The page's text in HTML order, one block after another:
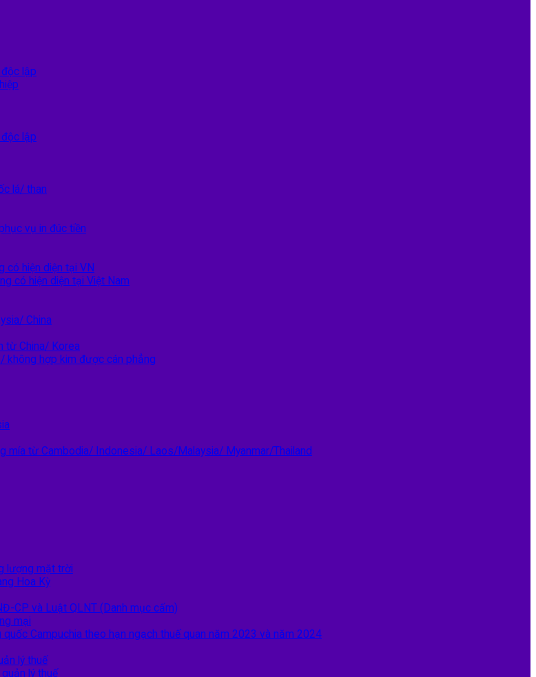
lập
lập
lá/ than
vụ in đúc tiền
có hiện diện tại VN
có hiện diện tại Việt Nam
China
từ China/ Korea
không hợp kim được cán phẳng
mía từ Cambodia/ Indonesia/ Laos/Malaysia/ Myanmar/Thailand
lượng mặt trời
Hoa Kỳ
CP và Luật QLNT (Danh mục cấm)
mại
Campuchia theo hạn ngạch thuế quan năm 2023 và năm 2024
lý thuế
lý thuế